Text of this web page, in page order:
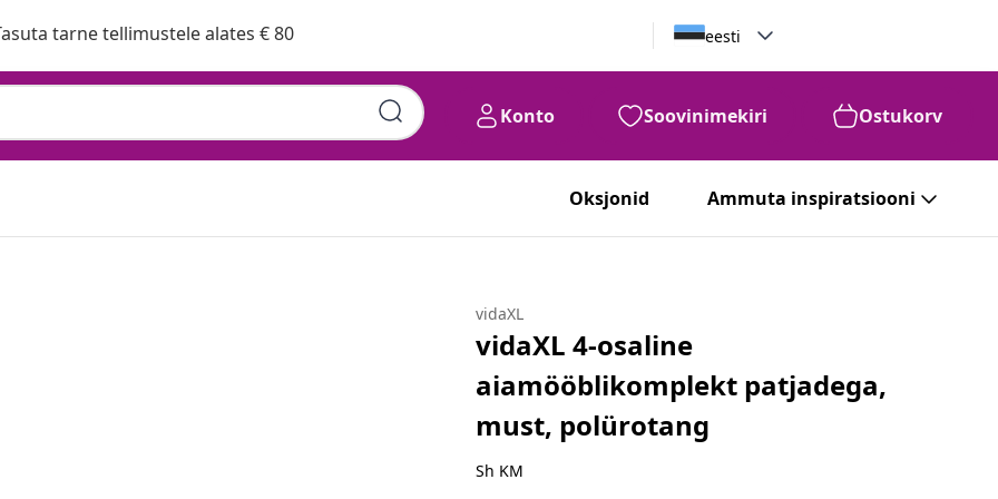
tarne tellimustele alates € 80 eesti
Konto Soovinimekiri Ostukorv
Oksjonid Ammuta inspiratsiooni
vidaXL
vidaXL 4-osaline
aiamööblikomplekt patjadega,
must, polürotang
Sh KM